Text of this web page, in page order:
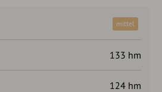
mittel
133 hm
124 hm